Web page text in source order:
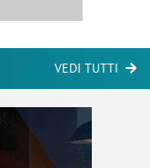
VEDI TUTTI